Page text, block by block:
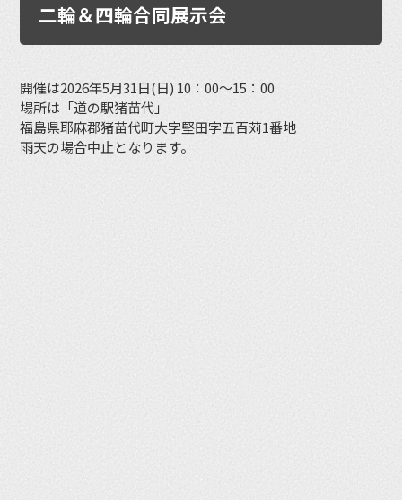
二輪＆四輪合同展示会
開催は2026年5月31日(日) 10：00～15：00
場所は「道の駅猪苗代」
福島県耶麻郡猪苗代町大字堅田字五百苅1番地
雨天の場合中止となります。